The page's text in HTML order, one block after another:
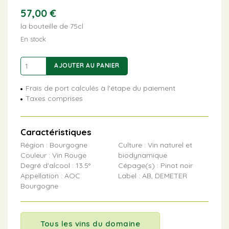
57,00€
la bouteille de 75cl
En stock
quantité
de
Auguste
AJOUTER AU PANIER
Frais de port calculés à l'étape du paiement
Taxes comprises
Caractéristiques
Région : Bourgogne
Couleur : Vin Rouge
Degré d'alcool : 13.5°
Appellation : AOC
Bourgogne
Culture : Vin naturel et
biodynamique
Cépage(s) : Pinot noir
Label : AB, DEMETER
Tous les vins du domaine